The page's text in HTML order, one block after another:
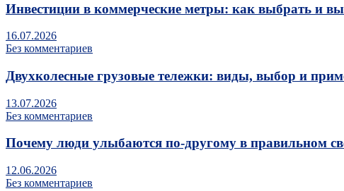
Инвестиции в коммерческие метры: как выбрать и
16.07.2026
Без комментариев
Двухколесные грузовые тележки: виды, выбор и
13.07.2026
Без комментариев
Почему люди улыбаются по‑другому в правильном
12.06.2026
Без комментариев